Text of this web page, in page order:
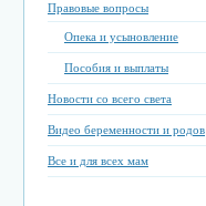
Правовые вопросы
Опека и усыновление
Пособия и выплаты
Новости со всего света
Видео беременности и родов
Все и для всех мам